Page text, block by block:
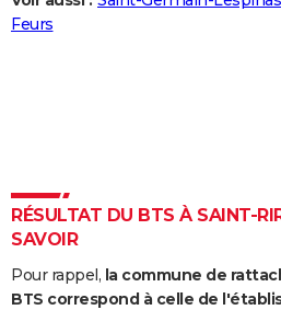
Destinations
City break
Voyage nature
Voyage de noces
Forum
Climat
+
PHOTO
Carte de Noël
Carte Bonne année
Carte Saint-Valentin
Carte Pâques
Carte d'anniversaire
DICTIONNAIRE
Dictionnaire
Biographies
Citations
Expressions
Proverbes
PROGRAMME TV
COPAINS D'AVANT
Feurs
RÉSULTAT DU BTS À SAINT-
SAVOIR
Pour rappel, la commune de
BTS correspond à celle de